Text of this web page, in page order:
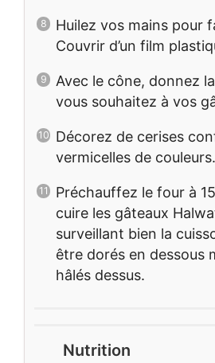
Huilez vos mains pour
Couvrir d’un film
Avec le cône, donnez
vous souhaitez à vos
Décorez de cerises
vermicelles de couleurs.
Préchauffez le four à
cuire les gâteaux
surveillant bien la
être dorés en dessous
hâlés dessus.
Nutrition